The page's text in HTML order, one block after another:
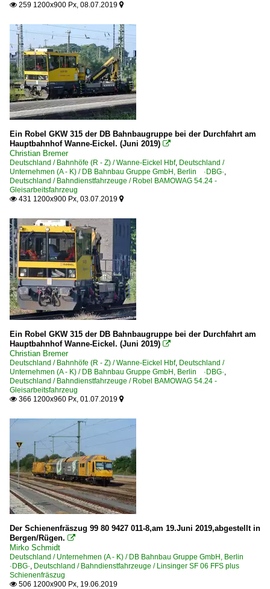
Museen und Ausstellungen
DB Museum Koblenz
Strecken | KBS 100-199
110 (Hannover–) Celle – Lüneburg – H.-Harburg
Strecken | KBS 200-299
208 'west' Berlin Hamburger Bf ⨯ Spandau –
250 Dessau – Bitterfeld – Leipzig
254 (Magdeburg–) Biederitz – Zerbst – Roßlau – Dessau
Strecken | KBS 300-399
335 (Magdeburg–) Schönebeck – Güsten (–Aschersleben)
385 (Wanne-Eickel–) Münster – Bremen (–Hamburg)
395 Rheine – Papenburg – Emden (–Norddeich Mole)
Strecke 6878 Biederitz ⨯ Magdeburg-Buckau
Strecken | KBS 400-499
465 Köln – Troisdorf – Neuwied – Niederlahnstein ·rechte
466 Wiesbaden – Kaub – Niederlahnstein ·rechte
470 Köln – Bonn – Remagen – Koblenz ·linke
495 Köln – Neuss – Krefeld – Kleve (⨯ Nijmegen)
Strecke 2324 Mülheim-Speldorf – Ratingen – Köln –
Strecken | KBS 500-599
501.5 Leipzig Bayerischer Bf – Altenburg – Werdau
510 (Dresden–) Werdau Bogendreieck – Zwickau –
510 Dresden – Zwickau – Werdau Bogendreieck
540 Glauchau-Schönbörnchen – Gößnitz #6265
555 Gera – Triptis – Weida – Saalfeld
640 Frankfurt – Maintal – Hanau – Aschaffenburg
651 Mainz-Bischofsheim – Darmstadt – Aschaffenburg
Strecken | KBS 700-799
 259 1200x900 Px, 08.07.2019 
Ein Robel GKW 315 der DB Bahnbaugruppe bei der Durchfahrt am
Hauptbahnhof Wanne-Eickel. (Juni 2019) 
Christian Bremer
Deutschland / Bahnhöfe (R - Z) / Wanne-Eickel Hbf, Deutschland /
Unternehmen (A - K) / DB Bahnbau Gruppe GmbH, Berlin ·DBG·,
Deutschland / Bahndienstfahrzeuge / Robel BAMOWAG 54.24 -
Gleisarbeitsfahrzeug
 431 1200x900 Px, 03.07.2019 
Ein Robel GKW 315 der DB Bahnbaugruppe bei der Durchfahrt am
Hauptbahnhof Wanne-Eickel. (Juni 2019) 
Christian Bremer
Deutschland / Bahnhöfe (R - Z) / Wanne-Eickel Hbf, Deutschland /
Unternehmen (A - K) / DB Bahnbau Gruppe GmbH, Berlin ·DBG·,
Deutschland / Bahndienstfahrzeuge / Robel BAMOWAG 54.24 -
Gleisarbeitsfahrzeug
 366 1200x960 Px, 01.07.2019 
Der Schienenfräszug 99 80 9427 011-8,am 19.Juni 2019,abgestellt in
Bergen/Rügen. 
Mirko Schmidt
Deutschland / Unternehmen (A - K) / DB Bahnbau Gruppe GmbH, Berlin
·DBG·, Deutschland / Bahndienstfahrzeuge / Linsinger SF 06 FFS plus
Schienenfräszug
 506 1200x900 Px, 19.06.2019